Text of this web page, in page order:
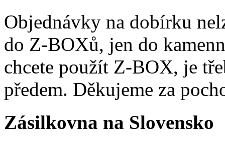
Objednávky na dobírku
do Z-BOXů, jen do
chcete použít Z-BOX, je
předem. Děkujeme za
Zásilkovna na Slovensko